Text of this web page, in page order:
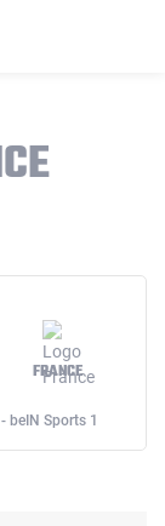
FRANCE
beIN Sports 1